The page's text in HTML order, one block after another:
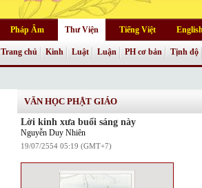
Pháp Âm Thư Viện Tiếng Việt
Trang chủ Kinh Luật Luận PH cơ bản Tịnh độ
VĂN HỌC PHẬT GIÁO
Lời kinh xưa buổi sáng này
Nguyễn Duy Nhiên
19/07/2554 05:19 (GMT+7)